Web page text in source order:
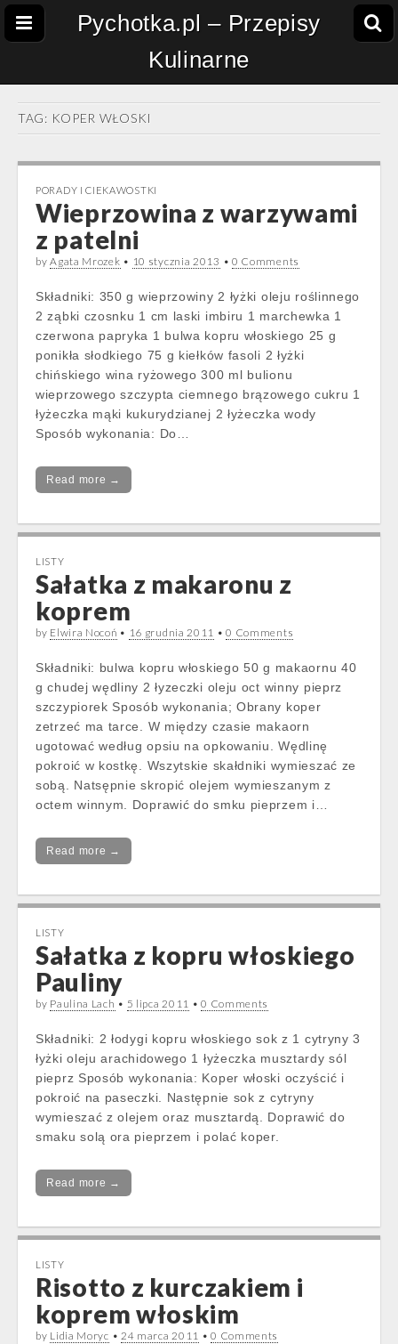
Pychotka.pl – Przepisy
Kulinarne
TAG: KOPER WŁOSKI
PORADY I CIEKAWOSTKI
Wieprzowina z warzywami
z patelni
byAgata Mrozek • 10 stycznia 2013 • 0 Comments
Składniki: 350 g wieprzowiny 2 łyżki oleju roślinnego
2 ząbki czosnku 1 cm laski imbiru 1 marchewka 1
czerwona papryka 1 bulwa kopru włoskiego 25 g
ponikła słodkiego 75 g kiełków fasoli 2 łyżki
chińskiego wina ryżowego 300 ml bulionu
wieprzowego szczypta ciemnego brązowego cukru 1
łyżeczka mąki kukurydzianej 2 łyżeczka wody
Sposób wykonania: Do…
Read more →
LISTY
Sałatka z makaronu z
koprem
by Elwira Nocoń • 16 grudnia 2011 •0 Comments
Składniki: bulwa kopru włoskiego 50 g makaornu 40
g chudej wędliny 2 łyzeczki oleju oct winny pieprz
szczypiorek Sposób wykonania; Obrany koper
zetrzeć ma tarce. W między czasie makaorn
ugotować według opsiu na opkowaniu. Wędlinę
pokroić w kostkę. Wszytskie skałdniki wymieszać ze
sobą. Natsępnie skropić olejem wymieszanym z
octem winnym. Doprawić do smku pieprzem i…
Read more →
LISTY
Sałatka z kopru włoskiego
Pauliny
by Paulina Lach • 5 lipca 2011 •0 Comments
Składniki: 2 łodygi kopru włoskiego sok z 1 cytryny 3
łyżki oleju arachidowego 1 łyżeczka musztardy sól
pieprz Sposób wykonania: Koper włoski oczyścić i
pokroić na paseczki. Następnie sok z cytryny
wymieszać z olejem oraz musztardą. Doprawić do
smaku solą ora pieprzem i polać koper.
Read more →
LISTY
Risotto z kurczakiem i
koprem włoskim
by Lidia Moryc • 24 marca 2011 •0 Comments